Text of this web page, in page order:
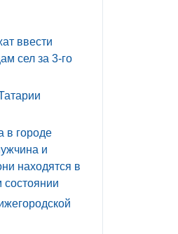
ввести
сел за 3-го
в городе
и
находятся в
состоянии